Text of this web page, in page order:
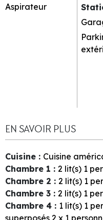
Aspirateur
EN SAVOIR PLUS
Cuisine : Cuisine
Chambre 1 : 2 lit(s) 1
Chambre 2 : 2 lit(s) 1
Chambre 3 : 2 lit(s) 1
Chambre 4 : 1 lit(s) 1
superposés 2 x 1